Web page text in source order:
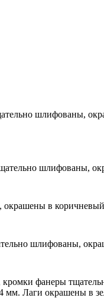
шлифованы,
шлифованы,
в
шлифованы,
фанеры
мм. Лаги окрашены в